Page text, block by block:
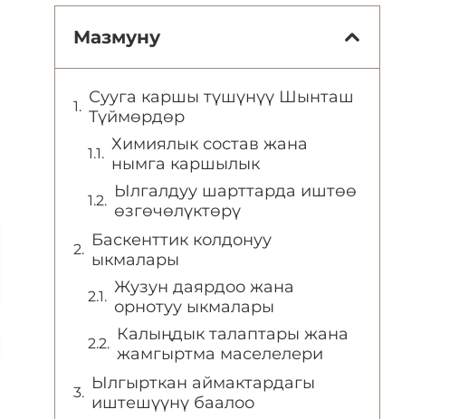
Мазмуну
Сууга каршы түшүнүү Шынташ
Түймөрдөр
Химиялык состав жана
нымга каршылык
Ылгалдуу шарттарда иштөө
өзгөчөлүктөрү
Баскенттик колдонуу
ыкмалары
Жузун даярдоо жана
орнотуу ыкмалары
Калыңдык талаптары жана
жамгыртма маселелери
Ылгырткан аймактардагы
иштешүүнү баалоо